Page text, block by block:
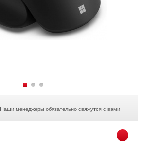
Наши менеджеры обязательно свяжутся с вами